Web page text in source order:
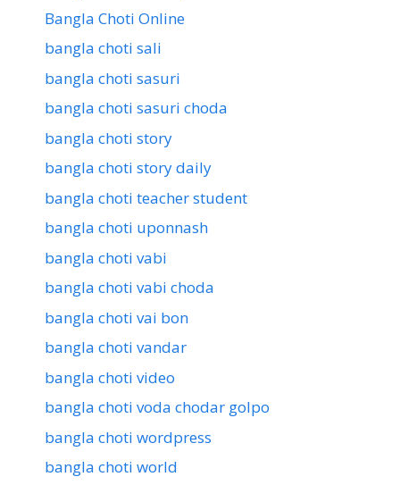
Bangla Choti Online
bangla choti sali
bangla choti sasuri
bangla choti sasuri choda
bangla choti story
bangla choti story daily
bangla choti teacher student
bangla choti uponnash
bangla choti vabi
bangla choti vabi choda
bangla choti vai bon
bangla choti vandar
bangla choti video
bangla choti voda chodar golpo
bangla choti wordpress
bangla choti world